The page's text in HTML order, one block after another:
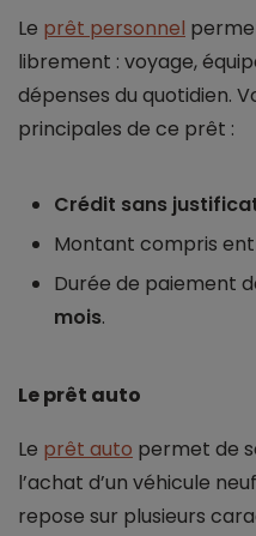
Le prêt personnel
librement : voyage,
dépenses du quotidien.
principales de ce prêt :
Crédit sans
Montant compris
Durée de paiement
mois.
Le prêt auto
Le prêt auto permet de
l’achat d’un véhicule
repose sur plusieurs